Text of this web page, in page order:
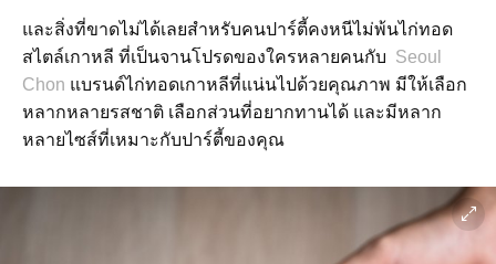
และสิ่งที่ขาดไม่ได้เลยสำหรับคนปาร์ตี้คงหนีไม่พ้นไก่ทอด
สไตล์เกาหลี ที่เป็นจานโปรดของใครหลายคนกับ Seoul
Chon แบรนด์ไก่ทอดเกาหลีที่แน่นไปด้วยคุณภาพ มีให้เลือก
หลากหลายรสชาติ เลือกส่วนที่อยากทานได้ และมีหลาก
หลายไซส์ที่เหมาะกับปาร์ตี้ของคุณ